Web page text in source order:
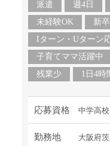
派遣
週4日
未経験OK
新卒
Iターン・Uターン
子育てママ活躍中
残業少
1日4時
応募資格 中学高
勤務地 大阪府